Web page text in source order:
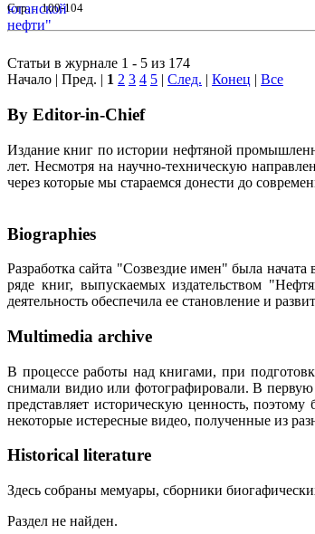
Стр. : 100-104
Статьи в журнале 1 - 5 из 174
Начало | Пред. | 1 2 3 4 5 | След. | Конец | Все
By Editor-in-Chief
Издание книг по истории нефтяной
лет. Несмотря на научно-техническую
через которые мы стараемся донести до
Biographies
Разработка сайта "Созвездие имен" была
ряде книг, выпускаемых издательством
деятельность обеспечила ее становление и
Multimedia archive
В процессе работы над книгами, при
снимали видио или фотографировали. В первую
представляет историческую ценность,
некоторые истересные видео, полученные из
Historical literature
Здесь собраны мемуары, сборники
Раздел не найден.